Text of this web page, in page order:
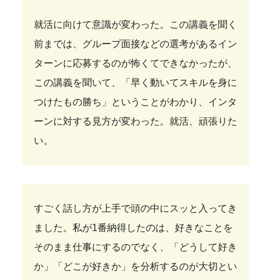
就活に向けて意識が変わった。この講義を聞く
前までは、グループ面接などの選考があるイン
ターンに応募するのが怖くてできなかったが、
この講義を聞いて、「早く動いてスキルを身に
つけたもの勝ち」ということがわかり、インタ
ーンに対する見方が変わった。就活、頑張りた
い。
すごく話し方が上手で頭の中にスッと入ってき
ました。私が1番納得したのは、好きなことを
そのまま仕事にするのでなく、「どうして好き
か」「どこが好きか」を分析するのが大切とい